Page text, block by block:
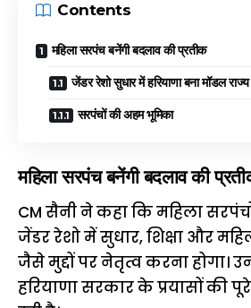
Contents
महिला सरपंच बनेंगी बदलाव की प्रतीक
जेंडर रेशो सुधार में हरियाणा बना मॉडल राज्य
सरपंचों की अहम भूमिका
महिला सरपंच बनेंगी बदलाव की
CM सैनी ने कहा कि महिला
जेंडर रेशो में सुधार, शिक्षा और
जैसे मुद्दों पर नेतृत्व करना होगा।
हरियाणा सरकार के प्रयासों की